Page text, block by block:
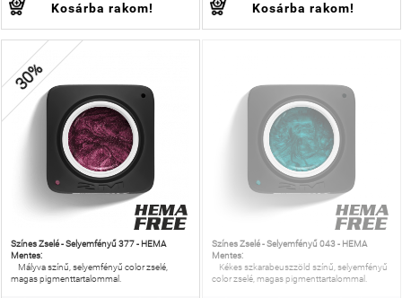
Kosárba rakom! Kosárba rakom!
30%
Színes Zselé - Selyemfényű 377 - HEMA
Mentes:
Mályva színű, selyemfényű color zselé,
magas pigmenttartalommal.
Színes Zselé - Selyemfényű 043 - HEMA
Mentes:
Kékes szkarabeuszzöld színű, selyemfényű
color zselé, magas pigmenttartalommal.